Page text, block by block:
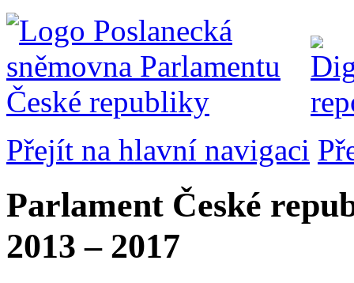
Přejít na hlavní navigaci
Parlament České
2013 – 2017